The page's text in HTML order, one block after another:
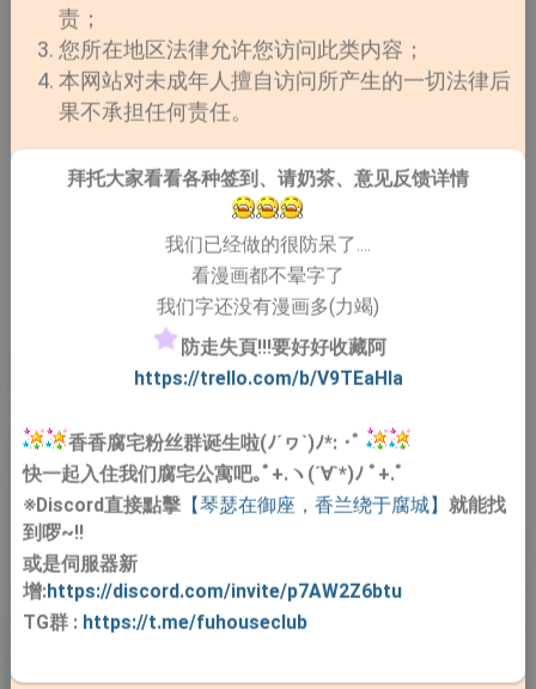
责；
您所在地区法律允许您访问此类内容；
本网站对未成年人擅自访问所产生的一切法律后
果不承担任何责任。
拜托大家看看各种签到、请奶茶、意见反馈详情
我们已经做的很防呆了....
看漫画都不晕字了
我们字还没有漫画多(力竭)
防走失頁!!!要好好收藏阿
https://trello.com/b/V9TEaHIa
香香腐宅粉丝群诞生啦(ﾉ´ヮ`)ﾉ*: ･ﾟ
快一起入住我们腐宅公寓吧｡ﾟ+.ヽ(´∀`*)ﾉ ﾟ+.ﾟ
※Discord直接點擊【琴瑟在御座，香兰绕于腐城】 就能找
到啰~!!
或是伺服器新
增:https://discord.com/invite/p7AW2Z6btu
TG群: https://t.me/fuhouseclub